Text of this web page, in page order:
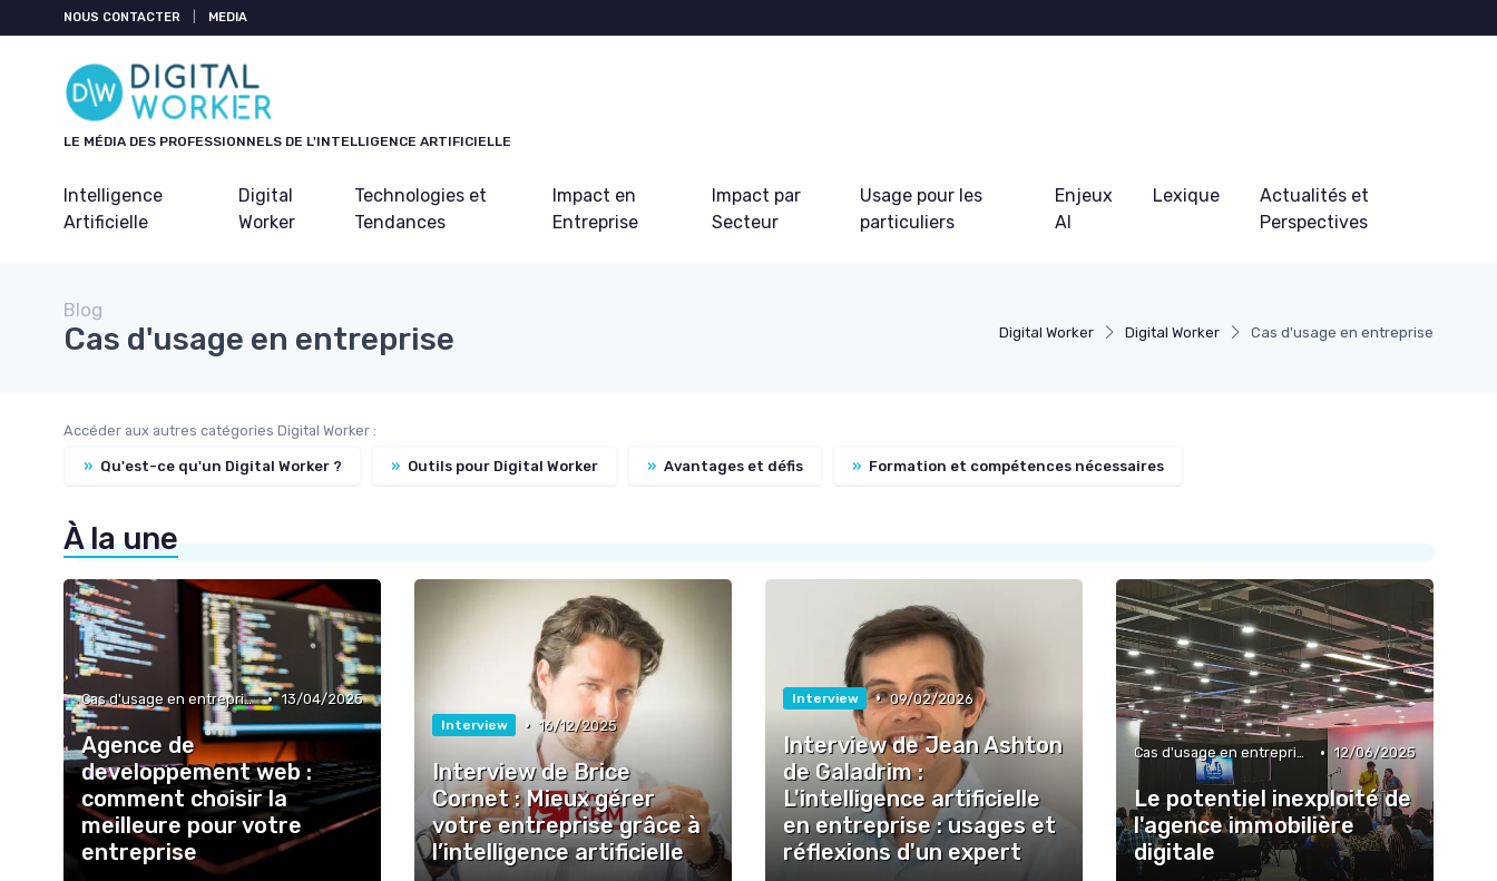
NOUS CONTACTER MEDIA
LE MÉDIA DES PROFESSIONNELS DE L'INTELLIGENCE ARTIFICIELLE
Intelligence
Artificielle
Digital
Worker
Technologies et
Tendances
Impact en
Entreprise
Impact par
Secteur
Usage pour les
particuliers
Enjeux
AI
Lexique
Actualités et
Perspectives
Digital Worker Digital Worker Cas d'usage en entreprise
Blog
Cas d'usage en entreprise
Accéder aux autres catégories Digital Worker :
» Qu'est-ce qu'un Digital Worker ? » Outils pour Digital Worker » Avantages et défis » Formation et compétences nécessaires
À la une
Cas d'usage en entreprise • 13/04/2025
Agence de
developpement web :
comment choisir la
meilleure pour votre
entreprise
Interview • 16/12/2025
Interview de Brice
Cornet : Mieux gérer
votre entreprise grâce à
l’intelligence artificielle
Interview • 09/02/2026
Interview de Jean Ashton
de Galadrim :
L'intelligence artificielle
en entreprise : usages et
réflexions d'un expert
Cas d'usage en entreprise • 12/06/2025
Le potentiel inexploité de
l'agence immobilière
digitale
Panneau de gestion des cookies